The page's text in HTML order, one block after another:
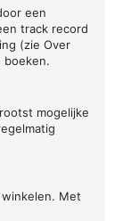
een
track record
(zie Over
boeken.
mogelijke
Met